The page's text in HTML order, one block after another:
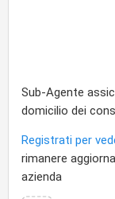
Sub-Agente
domicilio dei
Registrati per
rimanere
azienda